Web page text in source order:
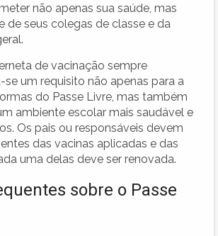
não apenas sua saúde, mas
de seus colegas de classe e da
de vacinação sempre
um requisito não apenas para a
do Passe Livre, mas também
ambiente escolar mais saudável e
Os pais ou responsáveis devem
das vacinas aplicadas e das
uma delas deve ser renovada.
sobre o Passe